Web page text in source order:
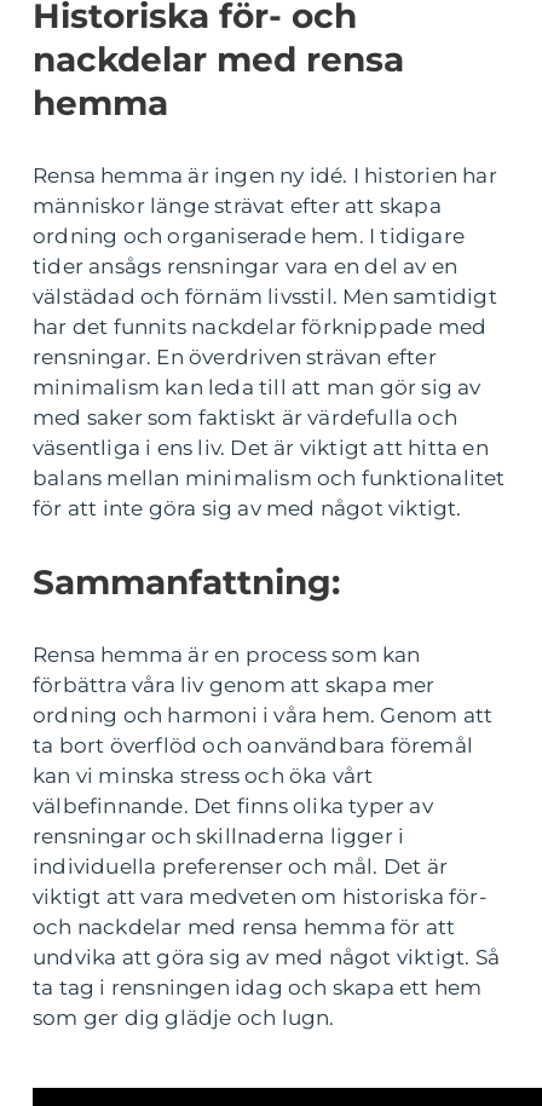
Historiska för- och
nackdelar med rensa
hemma
Rensa hemma är ingen ny idé. I historien har
människor länge strävat efter att skapa
ordning och organiserade hem. I tidigare
tider ansågs rensningar vara en del av en
välstädad och förnäm livsstil. Men samtidigt
har det funnits nackdelar förknippade med
rensningar. En överdriven strävan efter
minimalism kan leda till att man gör sig av
med saker som faktiskt är värdefulla och
väsentliga i ens liv. Det är viktigt att hitta en
balans mellan minimalism och funktionalitet
för att inte göra sig av med något viktigt.
Sammanfattning:
Rensa hemma är en process som kan
förbättra våra liv genom att skapa mer
ordning och harmoni i våra hem. Genom att
ta bort överflöd och oanvändbara föremål
kan vi minska stress och öka vårt
välbefinnande. Det finns olika typer av
rensningar och skillnaderna ligger i
individuella preferenser och mål. Det är
viktigt att vara medveten om historiska för-
och nackdelar med rensa hemma för att
undvika att göra sig av med något viktigt. Så
ta tag i rensningen idag och skapa ett hem
som ger dig glädje och lugn.